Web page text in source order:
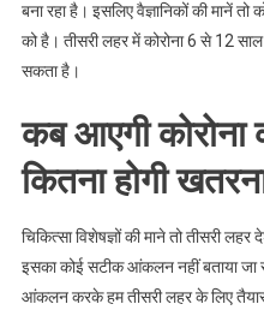
बना रहा है। इसलिए वैज्ञानिकों की मानें तो
को है। तीसरी लहर में कोरोना 6 से 12
सकता है।
कब आएगी कोरोना
कितना होगी
चिकित्सा विशेषज्ञों की माने तो तीसरी
इसका कोई सटीक आंकलन नहीं बताया जा
आंकलन करके हम तीसरी लहर के लिए